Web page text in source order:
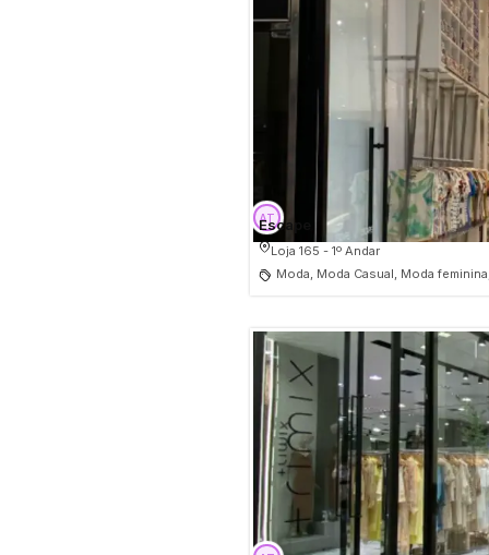
Escape
Loja 165 - 1º Andar
Moda, Moda Casual, Moda